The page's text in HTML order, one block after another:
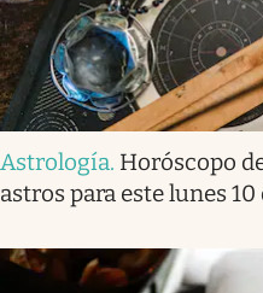
Astrología. Horóscopo
astros para este lunes 10